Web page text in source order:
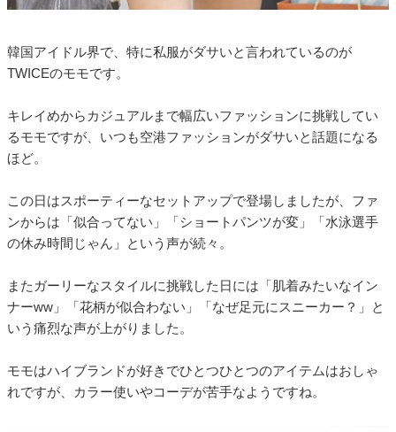
韓国アイドル界で、特に私服がダサいと言われているのが
TWICEのモモです。
キレイめからカジュアルまで幅広いファッションに挑戦してい
るモモですが、いつも空港ファッションがダサいと話題になる
ほど。
この日はスポーティーなセットアップで登場しましたが、ファ
ンからは「似合ってない」「ショートパンツが変」「水泳選手
の休み時間じゃん」という声が続々。
またガーリーなスタイルに挑戦した日には「肌着みたいなイン
ナーww」「花柄が似合わない」「なぜ足元にスニーカー？」と
いう痛烈な声が上がりました。
モモはハイブランドが好きでひとつひとつのアイテムはおしゃ
れですが、カラー使いやコーデが苦手なようですね。